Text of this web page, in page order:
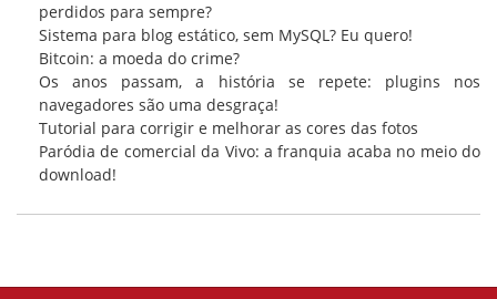
perdidos para sempre?
Sistema para blog estático, sem MySQL? Eu quero!
Bitcoin: a moeda do crime?
Os anos passam, a história se repete: plugins nos
navegadores são uma desgraça!
Tutorial para corrigir e melhorar as cores das fotos
Paródia de comercial da Vivo: a franquia acaba no meio do
download!